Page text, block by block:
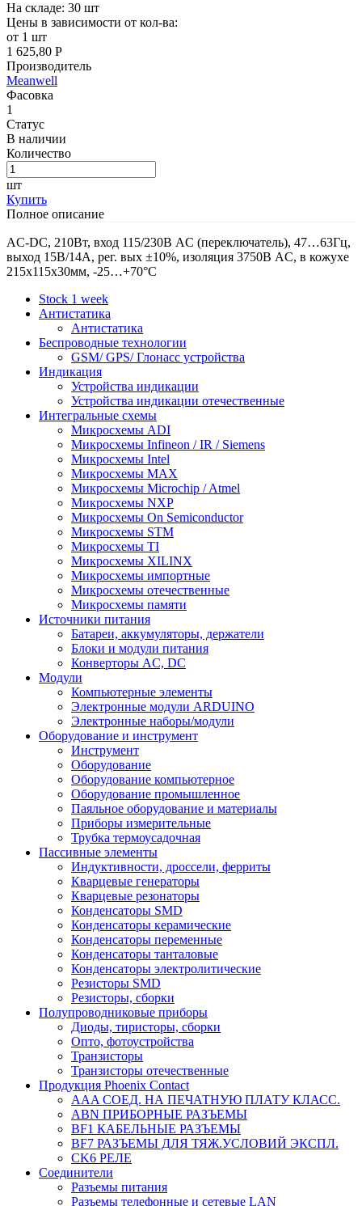
На складе: 30 шт
Цены в зависимости от кол-ва:
от 1 шт
1 625,80 Р
Производитель
Meanwell
Фасовка
1
Статус
В наличии
Количество
шт
Купить
Полное описание
AC-DC, 210Вт, вход 115/230В AC (переключатель), 47…63Гц,
выход 15В/14A, рег. вых ±10%, изоляция 3750В AC, в кожухе
215х115х30мм, -25…+70°С
Stock 1 week
Антистатика
Антистатика
Беспроводные технологии
GSM/ GPS/ Глонасс устройства
Индикация
Устройства индикации
Устройства индикации отечественные
Интегральные схемы
Микросхемы ADI
Микросхемы Infineon / IR / Siemens
Микросхемы Intel
Микросхемы MAX
Микросхемы Microchip / Atmel
Микросхемы NXP
Микросхемы On Semiconductor
Микросхемы STM
Микросхемы TI
Микросхемы XILINX
Микросхемы импортные
Микросхемы отечественные
Микросхемы памяти
Источники питания
Батареи, аккумуляторы, держатели
Блоки и модули питания
Конверторы AC, DC
Модули
Компьютерные элементы
Электронные модули ARDUINO
Электронные наборы/модули
Оборудование и инструмент
Инструмент
Оборудование
Оборудование компьютерное
Оборудование промышленное
Паяльное оборудование и материалы
Приборы измерительные
Трубка термоусадочная
Пассивные элементы
Индуктивности, дроссели, ферриты
Кварцевые генераторы
Кварцевые резонаторы
Конденсаторы SMD
Конденсаторы керамические
Конденсаторы переменные
Конденсаторы танталовые
Конденсаторы электролитические
Резисторы SMD
Резисторы, сборки
Полупроводниковые приборы
Диоды, тиристоры, сборки
Опто, фотоустройства
Транзисторы
Транзисторы отечественные
Продукция Phoenix Contact
AAA СОЕД. НА ПЕЧАТНУЮ ПЛАТУ КЛАСС.
ABN ПРИБОРНЫЕ РАЗЪЕМЫ
BF1 КАБЕЛЬНЫЕ РАЗЪЕМЫ
BF7 РАЗЪЕМЫ ДЛЯ ТЯЖ.УСЛОВИЙ ЭКСПЛ.
CK6 РЕЛЕ
Соединители
Разъемы питания
Разъемы телефонные и сетевые LAN